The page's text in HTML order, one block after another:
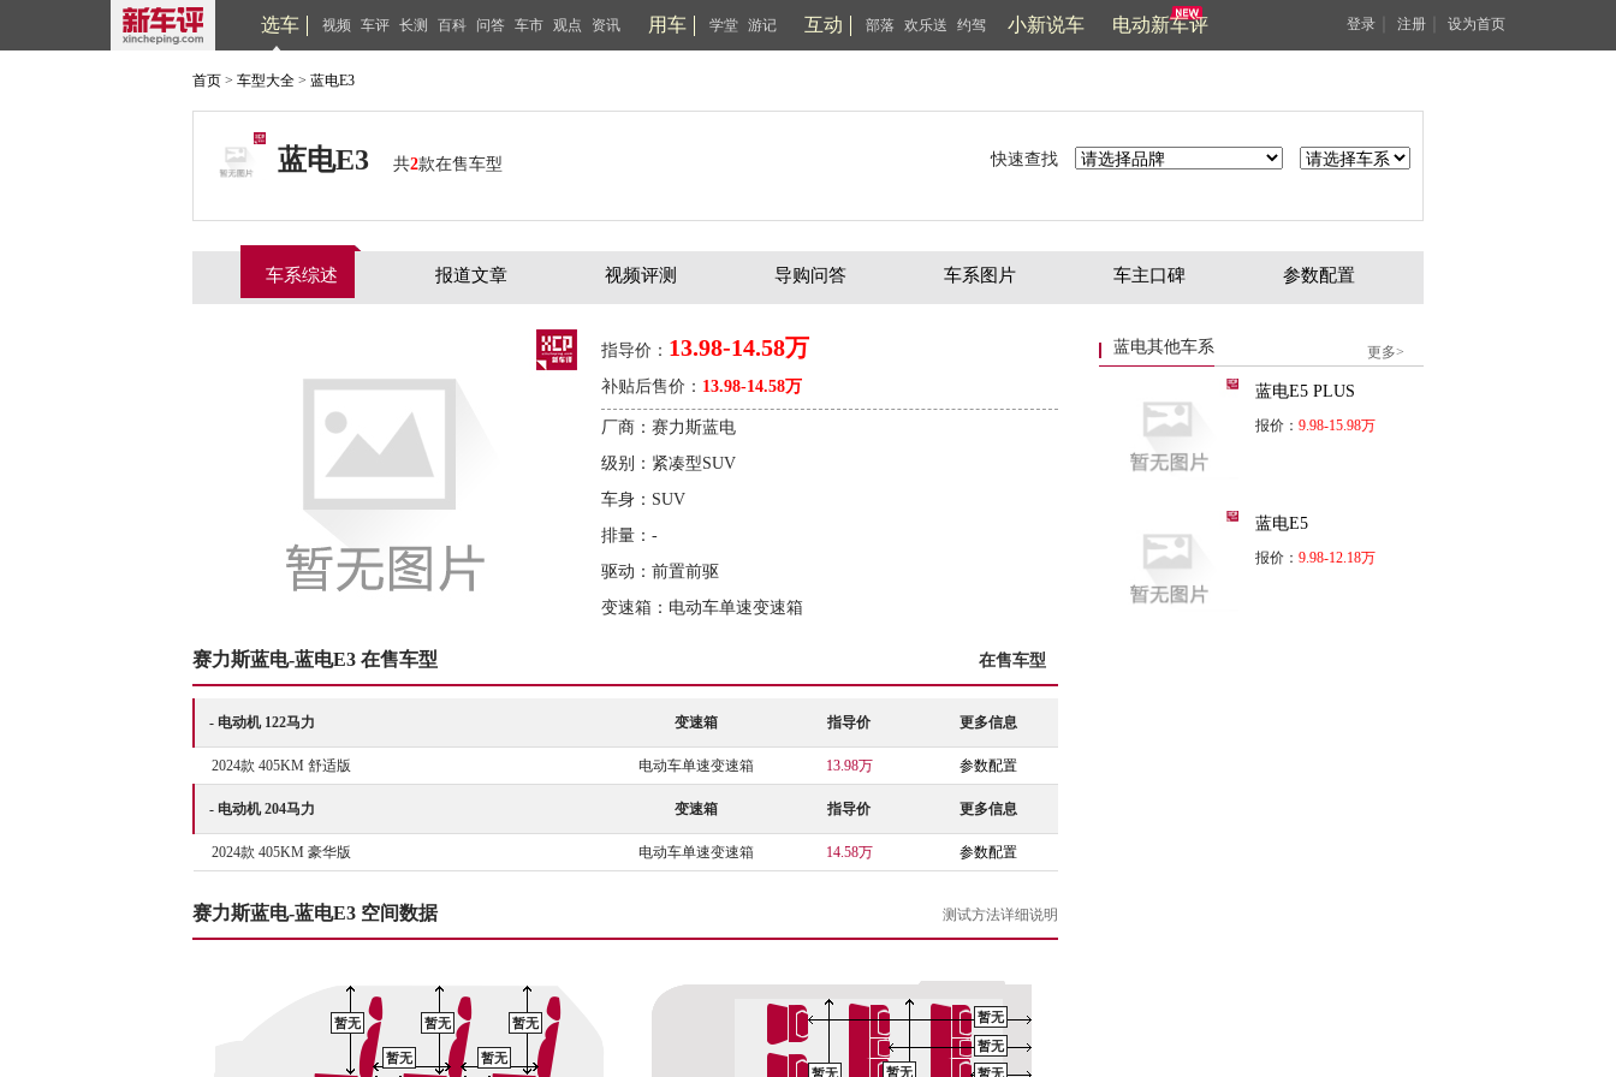
选车 视频 车评 长测 百科 问答 车市 观点 资讯 用车 学堂 游记 互动 部落 欢乐送 约驾 小新说车 电动新车评 登录 注册 设为首页
首页 > 车型大全 > 蓝电E3
蓝电E3 共2款在售车型 快速查找
车系综述 报道文章 视频评测 导购问答 车系图片 车主口碑 参数配置
指导价： 13.98-14.58万
补贴后售价： 13.98-14.58万
厂商：赛力斯蓝电
级别：紧凑型SUV
车身：SUV
排量：-
驱动：前置前驱
变速箱：电动车单速变速箱
在售车型
赛力斯蓝电-蓝电E3 在售车型
- 电动机 122马力 变速箱 指导价 更多信息
2024款 405KM 舒适版 电动车单速变速箱 13.98万 参数配置
- 电动机 204马力 变速箱 指导价 更多信息
2024款 405KM 豪华版 电动车单速变速箱 14.58万 参数配置
测试方法详细说明
赛力斯蓝电-蓝电E3 空间数据
暂无 暂无 暂无
暂无 暂无
暂无
暂无
暂无
暂无
暂无
蓝电其他车系 更多>
蓝电E5 PLUS
报价： 9.98-15.98万
蓝电E5
报价： 9.98-12.18万